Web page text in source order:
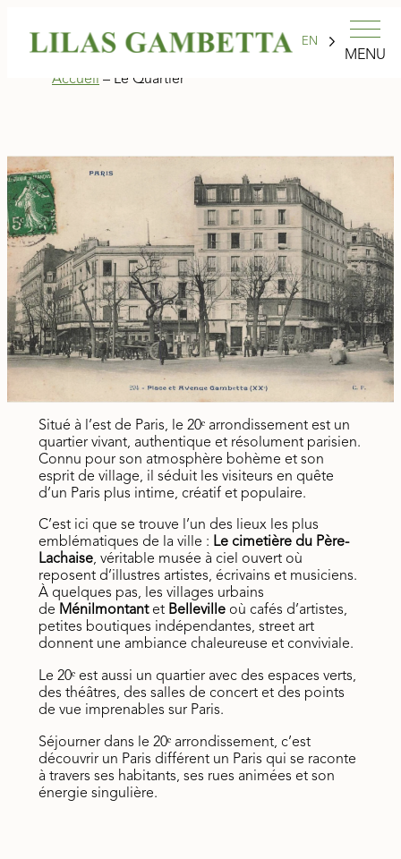
MENU
EN
Accueil – Le Quartier
Situé à l’est de Paris, le 20ᵉ arrondissement est un
quartier vivant, authentique et résolument parisien.
Connu pour son atmosphère bohème et son
esprit de village, il séduit les visiteurs en quête
d’un Paris plus intime, créatif et populaire.
C’est ici que se trouve l’un des lieux les plus
emblématiques de la ville : Le cimetière du Père-
Lachaise, véritable musée à ciel ouvert où
reposent d’illustres artistes, écrivains et musiciens.
À quelques pas, les villages urbains
de Ménilmontantet Bellevilleoù cafés d’artistes,
petites boutiques indépendantes, street art
donnent une ambiance chaleureuse et conviviale.
Le 20ᵉ est aussi un quartier avec des espaces verts,
des théâtres, des salles de concert et des points
de vue imprenables sur Paris.
Séjourner dans le 20ᵉ arrondissement, c’est
découvrir un Paris différent un Paris qui se raconte
à travers ses habitants, ses rues animées et son
énergie singulière.